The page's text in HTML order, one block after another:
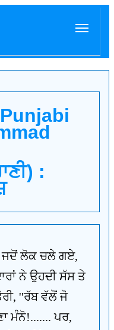
:
ਜਦੋਂ ਲੋਕ ਚਲੇ ਗਏ,
ਨੇ ਉਹਦੀ ਸੱਸ ਤੇ
''ਰੱਬ ਵੱਲੋਂ ਜੋ
ਮੰਨੋ!....... ਪਰ,